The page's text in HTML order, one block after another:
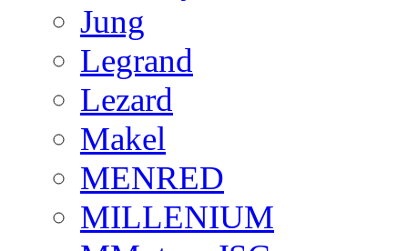
Jung
Legrand
Lezard
Makel
MENRED
MILLENIUM